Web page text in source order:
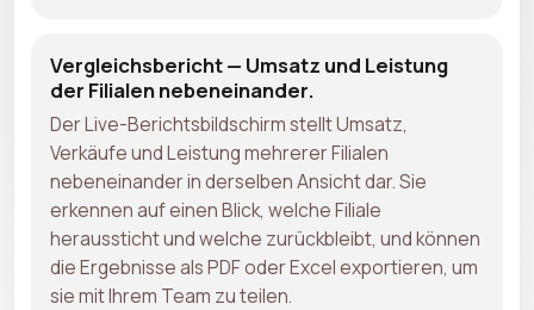
Vergleichsbericht — Umsatz und Leistung
der Filialen nebeneinander.
Der Live-Berichtsbildschirm stellt Umsatz,
Verkäufe und Leistung mehrerer Filialen
nebeneinander in derselben Ansicht dar. Sie
erkennen auf einen Blick, welche Filiale
heraussticht und welche zurückbleibt, und können
die Ergebnisse als PDF oder Excel exportieren, um
sie mit Ihrem Team zu teilen.